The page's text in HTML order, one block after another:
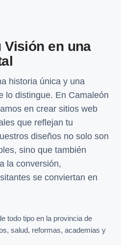
Visión en una
historia única y una
lo distingue. En Camaleón
en crear sitios web
que reflejan tu
diseños no solo son
sino que también
la conversión,
se conviertan en
todo tipo en la provincia de
salud, reformas, academias y